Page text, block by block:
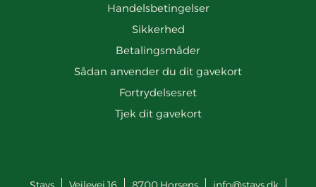
Handelsbetingelser
Sikkerhed
Betalingsmåder
Sådan anvender du dit gavekort
Fortrydelsesret
Tjek dit gavekort